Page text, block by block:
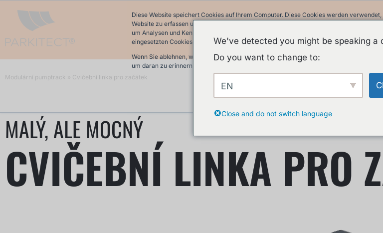
Diese Website speichert Cookies auf Ihrem Computer. Diese Cookies werden
Website zu erfassen und damit wir uns an Sie erinnern können. Wir nutzen diese
um Analysen und Kennzahlen über unsere Besucher auf dieser Website und anderen
eingesetzten Cookies finden Sie in unserer Datenschutzrichtlinie.
Wenn Sie ablehnen, werden Ihre Informationen beim Besuch dieser Website nicht
um daran zu erinnern, dass Sie nicht nachverfolgt werden möchten.
Modulární pumptrack » Cvičební linka pro začátek
MALÝ, ALE MOCNÝ
CVIČEBNÍ LINKA PRO
We've detected you might be speaking a
Do you want to change to:
EN
Close and do not switch language